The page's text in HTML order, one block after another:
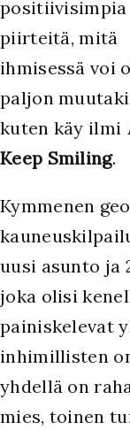
positiivisimpia
piirteitä, mitä
ihmisessä voi
paljon
kuten käy ilmi
Keep Smiling.
Kymmenen
uusi asunto ja
joka olisi
painiskelevat
inhimillisten
yhdellä on
mies, toinen